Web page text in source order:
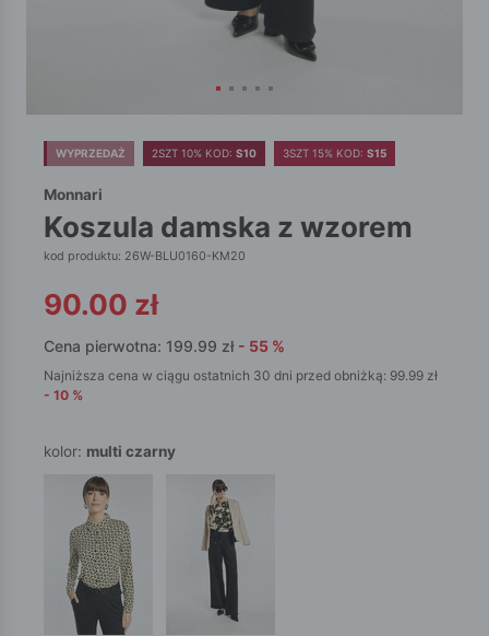
WYPRZEDAŻ 2SZT 10% KOD: S10 3SZT 15% KOD: S15
Monnari
koszula damska z wzorem
kod produktu: 26W-BLU0160-KM20
90.00 zł
Cena pierwotna: 199.99 zł - 55 %
Najniższa cena w ciągu ostatnich 30 dni przed obniżką: 99.99 zł
- 10 %
kolor: multi czarny